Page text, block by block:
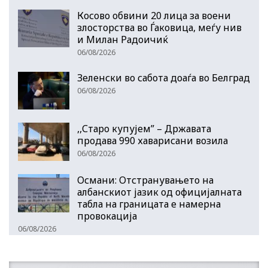
Косово обвини 20 лица за воени
злосторства во Ѓаковица, меѓу нив
и Милан Радоичиќ
06/08/2026
Зеленски во сабота доаѓа во Белград
06/08/2026
,,Старо купујем” – Државата
продава 990 хаварисани возила
06/08/2026
Османи: Отстранувањето на
албанскиот јазик од официјалната
табла на границата е намерна
провокација
06/08/2026